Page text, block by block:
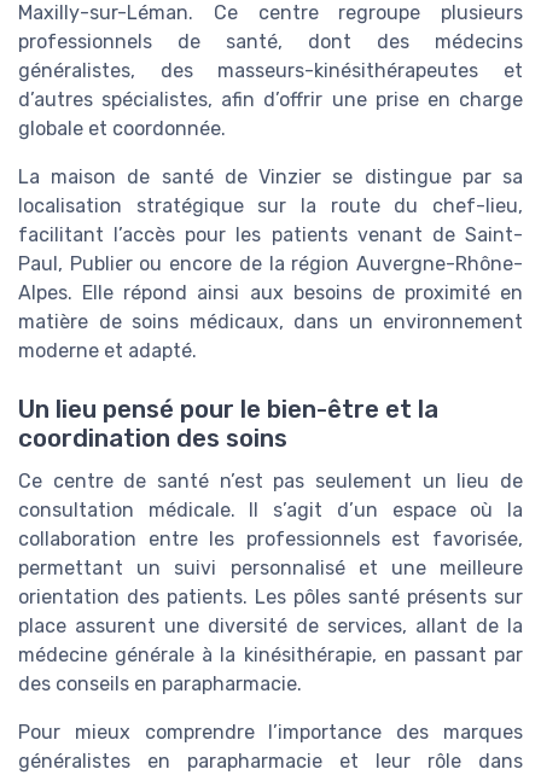
Maxilly-sur-Léman. Ce centre regroupe plusieurs
professionnels de santé, dont des médecins
généralistes, des masseurs-kinésithérapeutes et
d’autres spécialistes, afin d’offrir une prise en charge
globale et coordonnée.
La maison de santé de Vinzier se distingue par sa
localisation stratégique sur la route du chef-lieu,
facilitant l’accès pour les patients venant de Saint-
Paul, Publier ou encore de la région Auvergne-Rhône-
Alpes. Elle répond ainsi aux besoins de proximité en
matière de soins médicaux, dans un environnement
moderne et adapté.
Un lieu pensé pour le bien-être et la
coordination des soins
Ce centre de santé n’est pas seulement un lieu de
consultation médicale. Il s’agit d’un espace où la
collaboration entre les professionnels est favorisée,
permettant un suivi personnalisé et une meilleure
orientation des patients. Les pôles santé présents sur
place assurent une diversité de services, allant de la
médecine générale à la kinésithérapie, en passant par
des conseils en parapharmacie.
Pour mieux comprendre l’importance des marques
généralistes en parapharmacie et leur rôle dans